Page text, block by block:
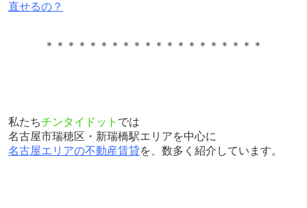
直せるの？
＊＊＊＊＊＊＊＊＊＊＊＊＊＊＊＊＊＊＊＊
私たちチンタイドット では
名古屋市瑞穂区・新瑞橋駅エリアを中心に
名古屋エリアの不動産賃貸を、数多く紹介しています。